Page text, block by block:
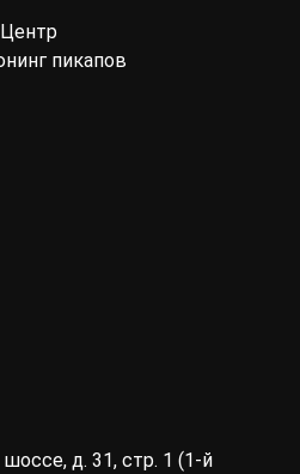
пикапов
д. 31, стр. 1 (1-й